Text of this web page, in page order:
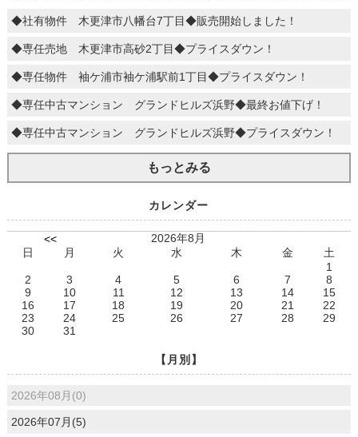
◆社有物件 木更津市八幡台7丁目◆販売開始しました！
◆専任売地 木更津市高砂2丁目◆プライスダウン！
◆専任物件 袖ケ浦市袖ケ浦駅前1丁目◆プライスダウン！
◆専任中古マンション グランドヒルズ浜野◆最終お値下げ！
◆専任中古マンション グランドヒルズ浜野◆プライスダウン！
もっとみる
カレンダー
<<
2026年8月
日
月 火 水 木 金
土
1
2
3 4 5 6 7
8
9
10 11 12 13 14
15
16
17 18 19 20 21
22
23
24 25 26 27 28
29
30
31
【月別】
2026年08月(0)
2026年07月(5)